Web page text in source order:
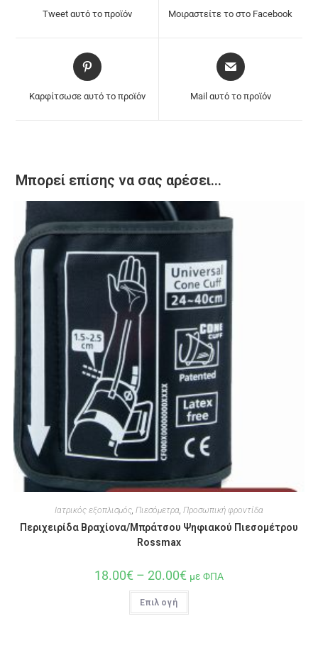
Tweet αυτό το προϊόν Μοιραστείτε το στο Facebook
Καρφίτσωσε αυτό το προϊόν Mail αυτό το προϊόν
Μπορεί επίσης να σας αρέσει…
Ιατρικός εξοπλισμός, Πιεσόμετρα, Προσωπική φροντίδα
Περιχειρίδα Βραχίονα/Μπράτσου Ψηφιακού Πιεσομέτρου
Rossmax
18.00€ – 20.00€ με ΦΠΑ
Επιλογή